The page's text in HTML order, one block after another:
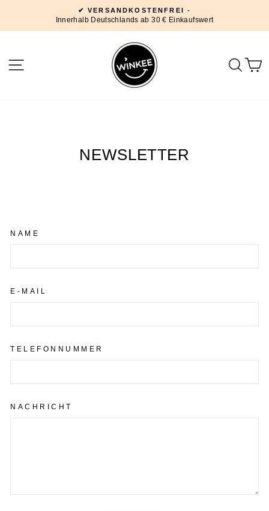
Inhalt
Pause
✔ VERSANDKOSTENFREI -
Innerhalb Deutschlands ab 30 € Einkaufswert
SEITENNAVIGATION
NEWSLETTER
NAME
E-MAIL
TELEFONNUMMER
NACHRICHT